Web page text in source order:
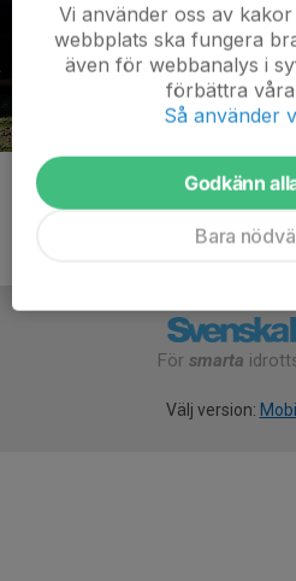
Fotograf: Stefan Hellström
För smarta
Välj version: Mobil
Vi använder oss av
webbplats ska fungera
även för webbanalys i
förbättra
Så använder
Godkänn
Bara